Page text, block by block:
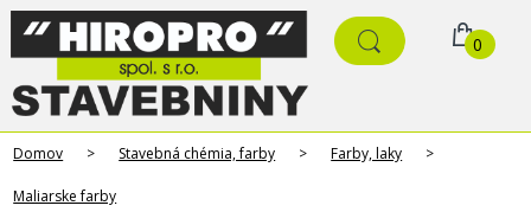
0
Domov > Stavebná chémia, farby > Farby, laky >
Maliarske farby